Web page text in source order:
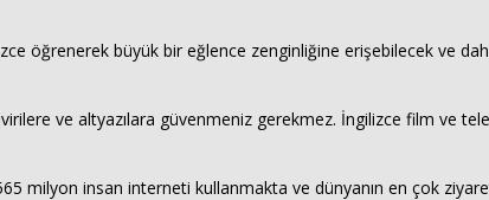
öğrenerek büyük bir eğlence zenginliğine erişebilecek ve
ve altyazılara güvenmeniz gerekmez. İngilizce film ve
milyon insan interneti kullanmakta ve dünyanın en çok